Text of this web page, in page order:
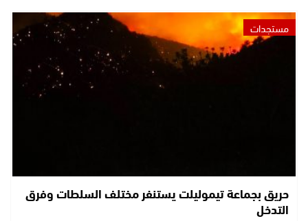
مستجدات
حريق بجماعة تيموليلت يستنفر مختلف السلطات وفرق
التدخل